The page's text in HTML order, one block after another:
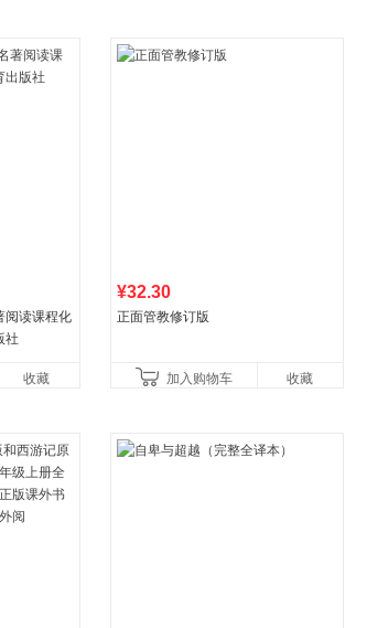
阅读课程化
社
收藏
¥32.30
正面管教修订版
加入购物车 收藏